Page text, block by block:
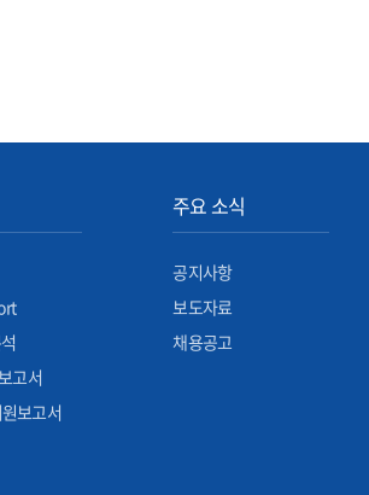
고서
보고서
주요 소식
공지사항
보도자료
채용공고